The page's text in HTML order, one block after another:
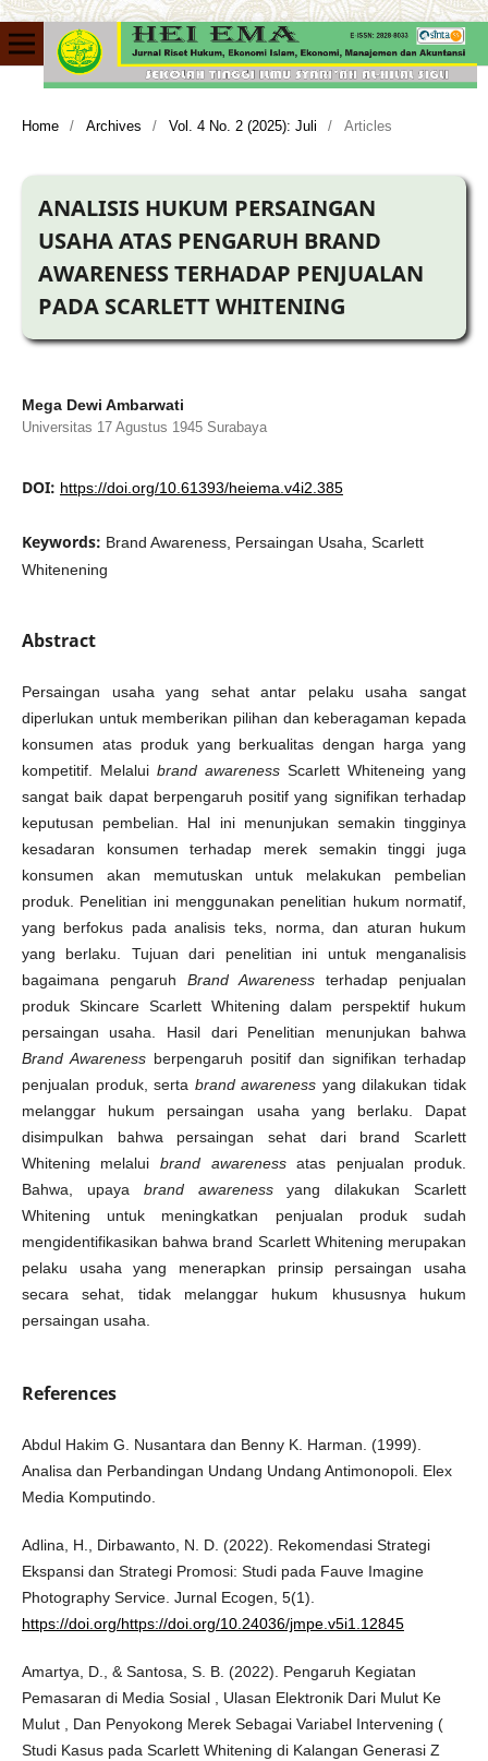
Home / Archives / Vol. 4 No. 2 (2025): Juli / Articles
ANALISIS HUKUM PERSAINGAN
USAHA ATAS PENGARUH BRAND
AWARENESS TERHADAP PENJUALAN
PADA SCARLETT WHITENING
Mega Dewi Ambarwati
Universitas 17 Agustus 1945 Surabaya
DOI: https://doi.org/10.61393/heiema.v4i2.385
Keywords: Brand Awareness, Persaingan Usaha, Scarlett
Whitenening
Abstract
Persaingan usaha yang sehat antar pelaku usaha sangat
diperlukan untuk memberikan pilihan dan keberagaman kepada
konsumen atas produk yang berkualitas dengan harga yang
kompetitif. Melalui brand awareness Scarlett Whiteneing yang
sangat baik dapat berpengaruh positif yang signifikan terhadap
keputusan pembelian. Hal ini menunjukan semakin tingginya
kesadaran konsumen terhadap merek semakin tinggi juga
konsumen akan memutuskan untuk melakukan pembelian
produk. Penelitian ini menggunakan penelitian hukum normatif,
yang berfokus pada analisis teks, norma, dan aturan hukum
yang berlaku. Tujuan dari penelitian ini untuk menganalisis
bagaimana pengaruh Brand Awareness terhadap penjualan
produk Skincare Scarlett Whitening dalam perspektif hukum
persaingan usaha. Hasil dari Penelitian menunjukan bahwa
Brand Awarenessberpengaruh positif dan signifikan terhadap
penjualan produk, serta brand awareness yang dilakukan tidak
melanggar hukum persaingan usaha yang berlaku. Dapat
disimpulkan bahwa persaingan sehat dari brand Scarlett
Whitening melalui brand awarenessatas penjualan produk.
Bahwa, upaya brand awarenessyang dilakukan Scarlett
Whitening untuk meningkatkan penjualan produk sudah
mengidentifikasikan bahwa brand Scarlett Whitening merupakan
pelaku usaha yang menerapkan prinsip persaingan usaha
secara sehat, tidak melanggar hukum khususnya hukum
persaingan usaha.
References
Abdul Hakim G. Nusantara dan Benny K. Harman. (1999).
Analisa dan Perbandingan Undang Undang Antimonopoli. Elex
Media Komputindo.
Adlina, H., Dirbawanto, N. D. (2022). Rekomendasi Strategi
Ekspansi dan Strategi Promosi: Studi pada Fauve Imagine
Photography Service. Jurnal Ecogen, 5(1).
https://doi.org/https://doi.org/10.24036/jmpe.v5i1.12845
Amartya, D., & Santosa, S. B. (2022). Pengaruh Kegiatan
Pemasaran di Media Sosial , Ulasan Elektronik Dari Mulut Ke
Mulut , Dan Penyokong Merek Sebagai Variabel Intervening (
Studi Kasus pada Scarlett Whitening di Kalangan Generasi Z